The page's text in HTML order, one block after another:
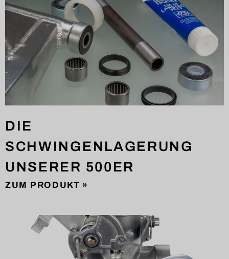
DIE
SCHWINGENLAGERUNG
UNSERER 500ER
ZUM PRODUKT »